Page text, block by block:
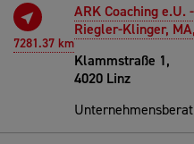
7281.37 km
ARK Coaching e.U.
Riegler-Klinger,
Klammstraße 1,
4020 Linz